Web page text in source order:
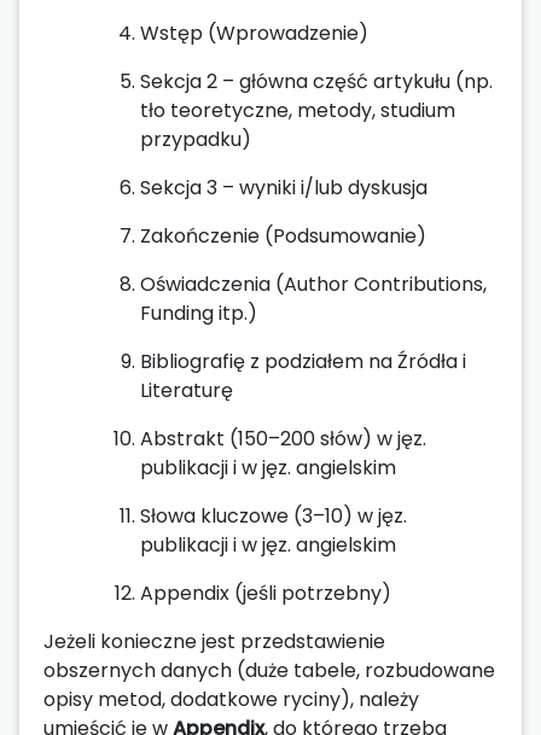
Wstęp (Wprowadzenie)
Sekcja 2 – główna część artykułu (np.
tło teoretyczne, metody, studium
przypadku)
Sekcja 3 – wyniki i/lub dyskusja
Zakończenie (Podsumowanie)
Oświadczenia (Author Contributions,
Funding itp.)
Bibliografię z podziałem na Źródła i
Literaturę
Abstrakt (150–200 słów) w jęz.
publikacji i w jęz. angielskim
Słowa kluczowe (3–10) w jęz.
publikacji i w jęz. angielskim
Appendix (jeśli potrzebny)
Jeżeli konieczne jest przedstawienie
obszernych danych (duże tabele, rozbudowane
opisy metod, dodatkowe ryciny), należy
umieścić je wAppendix, do którego trzeba